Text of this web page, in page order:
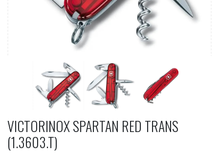
VICTORINOX SPARTAN RED TRANS
(1.3603.T)